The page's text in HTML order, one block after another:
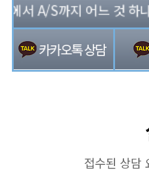
서 A/S까지 어느 것 하
접수된 상담